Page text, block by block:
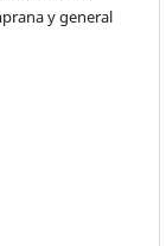
y general